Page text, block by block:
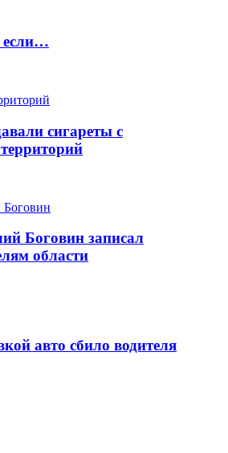
если…
сигареты с
Боговин записал
области
авто сбило водителя